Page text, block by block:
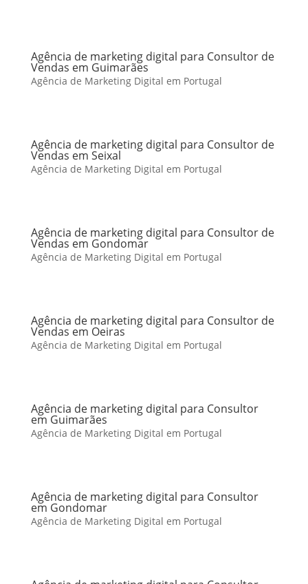
Agência de marketing digital para Consultor de
Vendas em Guimarães
Agência de Marketing Digital em Portugal
Agência de marketing digital para Consultor de
Vendas em Seixal
Agência de Marketing Digital em Portugal
Agência de marketing digital para Consultor de
Vendas em Gondomar
Agência de Marketing Digital em Portugal
Agência de marketing digital para Consultor de
Vendas em Oeiras
Agência de Marketing Digital em Portugal
Agência de marketing digital para Consultor
em Guimarães
Agência de Marketing Digital em Portugal
Agência de marketing digital para Consultor
em Gondomar
Agência de Marketing Digital em Portugal